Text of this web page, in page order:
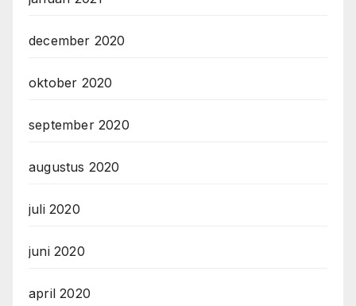
december 2020
oktober 2020
september 2020
augustus 2020
juli 2020
juni 2020
april 2020